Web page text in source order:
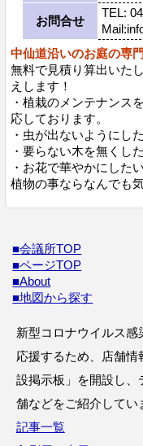
お問合せ
TEL:
中仙道沿いのお庭の専
無料で見積り算出いた
えします！
・植栽のメンテナンス
応しております。
・虫が出ないようにし
・要らない木を無くし
・お花で華やかにした
植物の事ならなんでも
■会議所TOP
■ページTOP
■About
■地図から探す
新型コロナウイルス
応援するため、店舗
設掲示板」を開設し、
舗などをご紹介して
記事一覧